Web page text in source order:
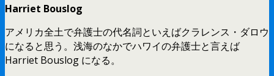
Harriet Bouslog
アメリカ全土で弁護士の代名詞といえばクラレンス・ダロウ
になると思う。浅海のなかでハワイの弁護士と言えば
Harriet Bouslog になる。